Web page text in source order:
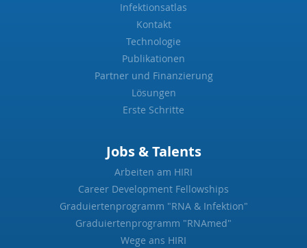
Infektionsatlas
Kontakt
Technologie
Publikationen
Partner und Finanzierung
Lösungen
Erste Schritte
Jobs & Talents
Arbeiten am HIRI
Career Development Fellowships
Graduiertenprogramm "RNA & Infektion"
Graduiertenprogramm "RNAmed"
Wege ans HIRI